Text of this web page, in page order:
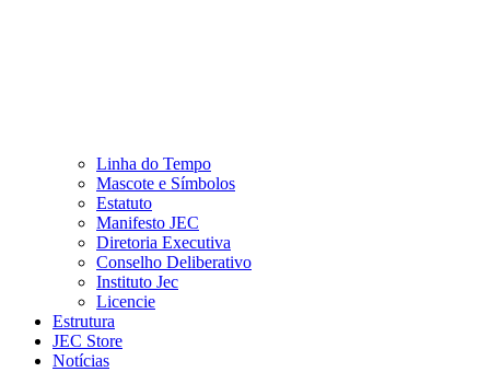
Linha do Tempo
Mascote e Símbolos
Estatuto
Manifesto JEC
Diretoria Executiva
Conselho Deliberativo
Instituto Jec
Licencie
Estrutura
JEC Store
Notícias